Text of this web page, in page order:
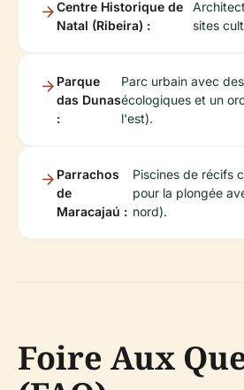
Centre Historique de
Natal (Ribeira) :
sites
Parque
das Dunas
:
Parc urbain avec
écologiques et un
l'est).
Parrachos
de
Maracajaú :
Piscines de récifs
pour la plongée
nord).
Foire Aux